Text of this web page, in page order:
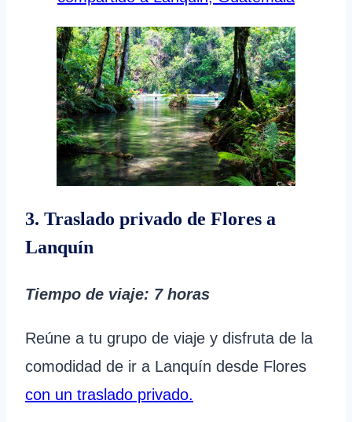
3. Traslado privado de Flores a
Lanquín
Tiempo de viaje: 7 horas
Reúne a tu grupo de viaje y disfruta de la
comodidad de ir a Lanquín desde Flores
con un traslado privado.